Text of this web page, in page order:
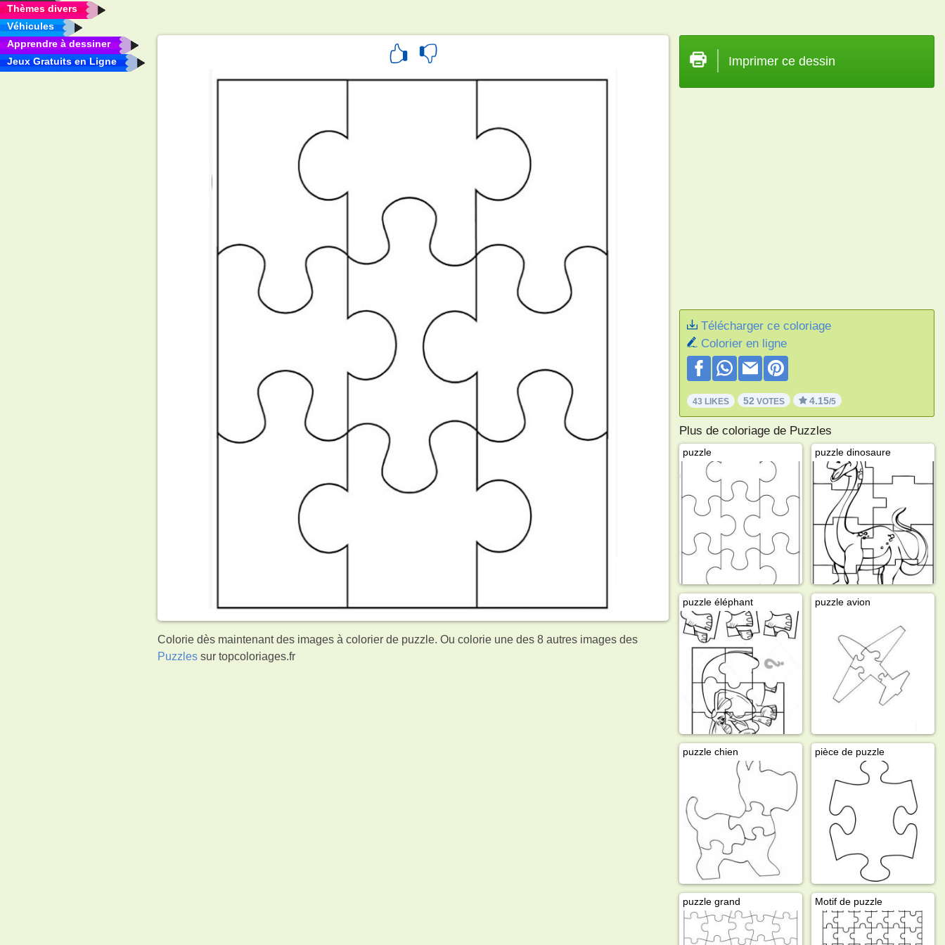
Thèmes divers
Véhicules
Apprendre à dessiner
Jeux Gratuits en Ligne
Colorie dès maintenant des images à colorier de puzzle. Ou colorie une des 8 autres images des
Puzzles sur topcoloriages.fr
Imprimer ce dessin
Télécharger ce coloriage
Colorier en ligne
43 LIKES 52 VOTES 4.15/5
Plus de coloriage de Puzzles
puzzle puzzle dinosaure
puzzle éléphant puzzle avion
puzzle chien pièce de puzzle
puzzle grand Motif de puzzle